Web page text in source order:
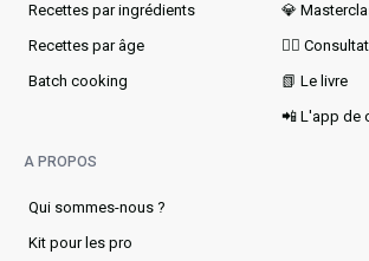
Recettes par ingrédients
Recettes par âge
Batch cooking
💎
👩‍⚕️
📗 Le livre
📲 L'app de
A PROPOS
Qui sommes-nous ?
Kit pour les pro